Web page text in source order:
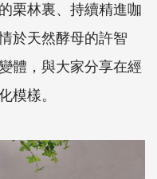
栗林裏、持續精進咖
於天然酵母的許智
體，與大家分享在經
模樣。